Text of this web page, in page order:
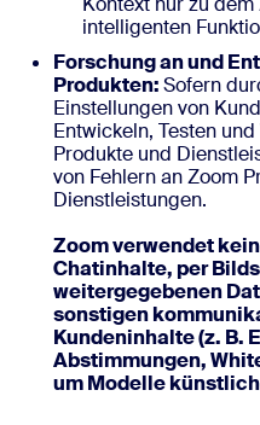
intelligenten
Forschung an und
Produkten:Sofern
Einstellungen von
Entwickeln, Testen
Produkte und
von Fehlern an Zoom
Dienstleistungen.
Zoom verwendet
Chatinhalte, per
weitergegebenen
sonstigen
Kundeninhalte (z. B.
Abstimmungen,
um Modelle